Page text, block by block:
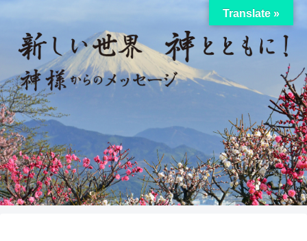
Translate »